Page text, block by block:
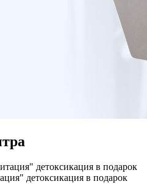
детоксикация в подарок